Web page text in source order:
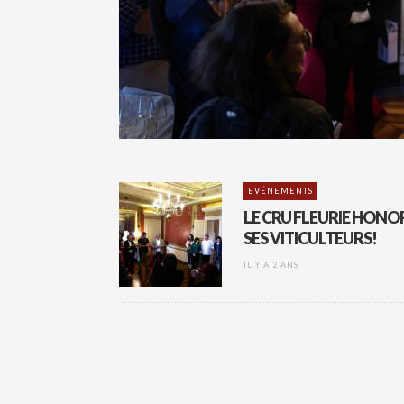
EVÉNEMENTS
LE CRU FLEURIE
SES VITICULTEURS!
IL Y A 2 ANS